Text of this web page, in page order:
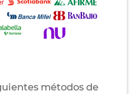
métodos de